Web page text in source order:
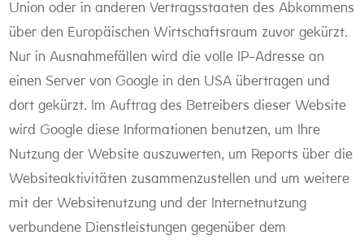
Union oder in anderen Vertragsstaaten des Abkommens
über den Europäischen Wirtschaftsraum zuvor gekürzt.
Nur in Ausnahmefällen wird die volle IP-Adresse an
einen Server von Google in den USA übertragen und
dort gekürzt. Im Auftrag des Betreibers dieser Website
wird Google diese Informationen benutzen, um Ihre
Nutzung der Website auszuwerten, um Reports über die
Websiteaktivitäten zusammenzustellen und um weitere
mit der Websitenutzung und der Internetnutzung
verbundene Dienstleistungen gegenüber dem